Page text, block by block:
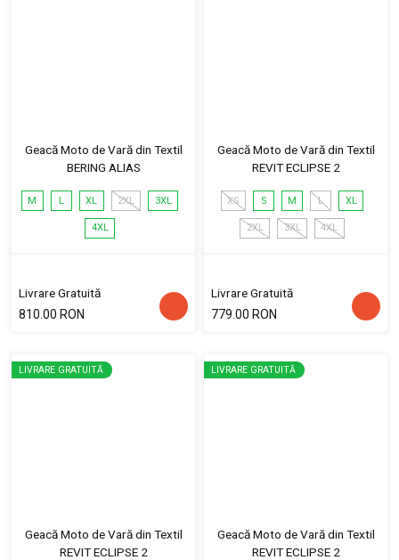
Geacă Moto de Vară din Textil
BERING ALIAS
M L XL 2XL 3XL
4XL
Livrare Gratuită
810.00 RON
Geacă Moto de Vară din Textil
REVIT ECLIPSE 2
XS S M L XL
2XL 3XL 4XL
Livrare Gratuită
779.00 RON
LIVRARE GRATUITĂ
Geacă Moto de Vară din Textil
REVIT ECLIPSE 2
LIVRARE GRATUITĂ
Geacă Moto de Vară din Textil
REVIT ECLIPSE 2